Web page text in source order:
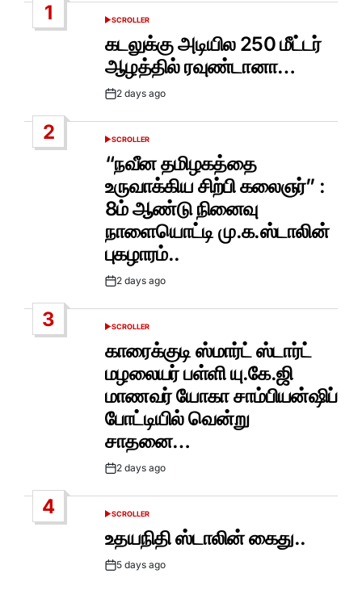
1
POSTED
SCROLLER
கடலுக்கு அடியில 250 மீட்டர்
ஆழத்தில் ரவுண்டானா…
Post2 days ago
2
POSTED
IN
SCROLLER
“நவீன தமிழகத்தை
உருவாக்கிய சிற்பி கலைஞர்” :
8ம் ஆண்டு நினைவு
நாளையொட்டி மு.க.ஸ்டாலின்
புகழாரம்..
Post2 days ago
3
POSTED
SCROLLER
காரைக்குடி ஸ்மார்ட் ஸ்டார்ட்
மழலையர் பள்ளி யு.கே.ஜி
மாணவர் யோகா சாம்பியன்ஷிப்
போட்டியில் வென்று
சாதனை…
Post2 days ago
4
POSTED
SCROLLER
உதயநிதி ஸ்டாலின் கைது..
Post5 days ago